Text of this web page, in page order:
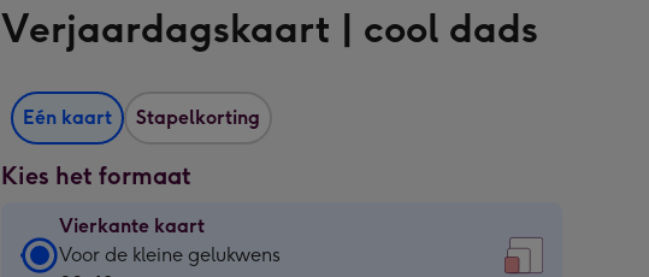
Verjaardagskaart | cool dads
Eén kaart Stapelkorting
Kies het formaat
Vierkante kaart
Vierkante
Voor de kleine gelukwens